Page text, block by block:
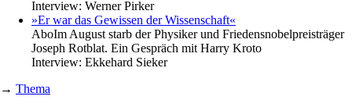
Interview: Werner Pirker
»Er war das Gewissen der Wissenschaft«
AboIm August starb der Physiker und Friedensnobelpreisträger
Joseph Rotblat. Ein Gespräch mit Harry Kroto
Interview: Ekkehard Sieker
→ Thema